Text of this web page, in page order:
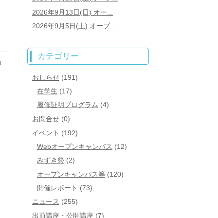
2026年9月13日(日) オー...
2026年9月5日(土) オープ...
カテゴリー
おしらせ (191)
在学生 (17)
履修証明プログラム (4)
お問合せ (0)
イベント (192)
Webオープンキャンパス (12)
みずき祭 (2)
オープンキャンパス等 (120)
開催レポート (73)
ニュース (255)
出前講座・公開講座 (7)